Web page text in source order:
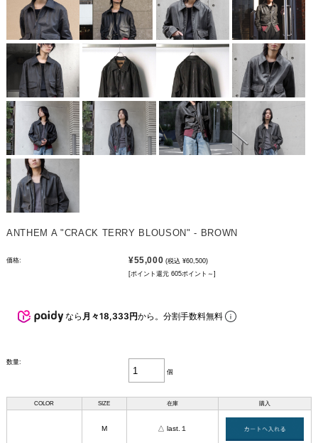
ANTHEM A "CRACK TERRY BLOUSON" - BROWN
価格: ¥55,000 (税込 ¥60,500)
[ポイント還元 605ポイント～]
なら 月々18,333円から。分割手数料無料
数量:
個
COLOR SIZE 在庫 購入
M △ last.１